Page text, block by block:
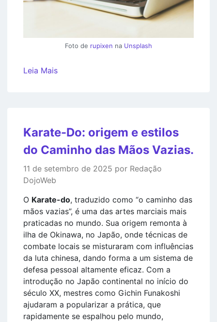
Foto de rupixen na Unsplash
Leia Mais
Karate-Do: origem e estilos
do Caminho das Mãos Vazias.
11 de setembro de 2025 por Redação
DojoWeb
O Karate-do, traduzido como “o caminho das
mãos vazias”, é uma das artes marciais mais
praticadas no mundo. Sua origem remonta à
ilha de Okinawa, no Japão, onde técnicas de
combate locais se misturaram com influências
da luta chinesa, dando forma a um sistema de
defesa pessoal altamente eficaz. Com a
introdução no Japão continental no início do
século XX, mestres como Gichin Funakoshi
ajudaram a popularizar a prática, que
rapidamente se espalhou pelo mundo,